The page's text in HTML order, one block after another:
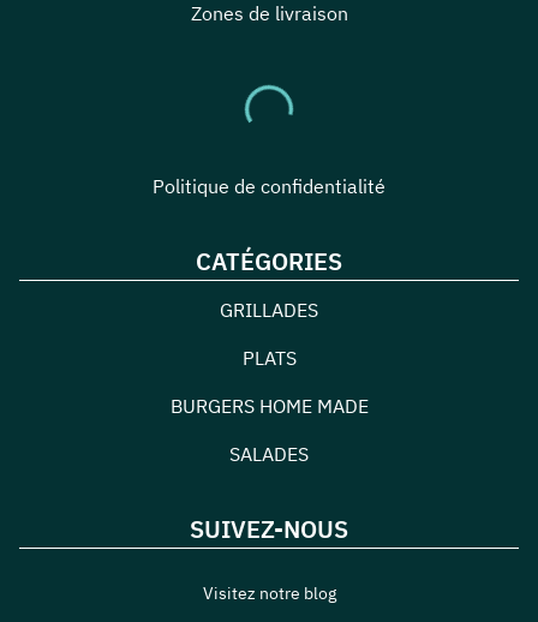
Zones de livraison
Politique de confidentialité
CATÉGORIES
GRILLADES
PLATS
BURGERS HOME MADE
SALADES
SUIVEZ-NOUS
Visitez notre blog